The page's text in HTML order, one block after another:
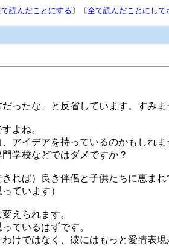
読んだことにする〕〔全て読んだことにして
ったな、と反省しています。すみま
よね。
アイデアを持っているのかもしれま
学校などではダメですか？
れば）良き伴侶と子供たちに恵まれ
ています）
えられます。
ているはずです。
けではなく、彼にはもっと愛情表現